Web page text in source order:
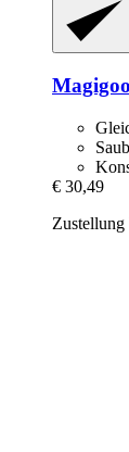
Magigoo
€ 30,49